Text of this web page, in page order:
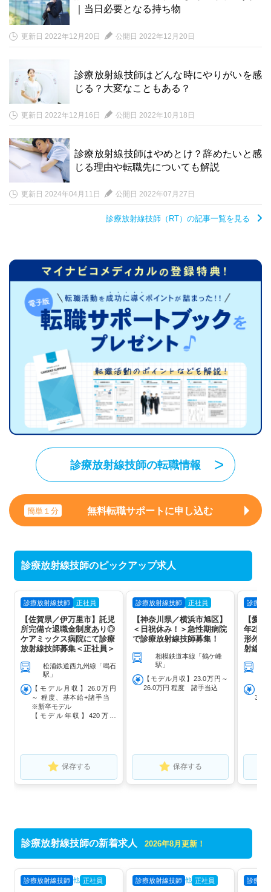
｜当日必要となる持ち物
更新日 2022年12月20日 公開日 2022年12月20日
診療放射線技師はどんな時にやりがいを感
じる？大変なこともある？
更新日 2022年12月16日 公開日 2022年10月18日
診療放射線技師はやめとけ？辞めたいと感
じる理由や転職先についても解説
更新日 2024年04月11日 公開日 2022年07月27日
診療放射線技師（RT）の記事一覧を見る
診療放射線技師の転職情報
簡単１分 無料転職サポートに申し込む
診療放射線技師のピックアップ求人
診療放射線技師 正社員
【佐賀県／伊万里市】託児
所完備☆退職金制度あり◎
ケアミックス病院にて診療
放射線技師募集＜正社員＞
松浦鉄道西九州線「鳴石
駅」
【モデル月収】26.0万円
～ 程度、基本給+諸手当
※新卒モデル
【モデル年収】420万円
保存する
診療放射線技師 正社員
【神奈川県／横浜市旭区】
＜日祝休み！＞急性期病院
で診療放射線技師募集！
相模鉄道本線「鶴ケ峰
駅」
【モデル月収】23.0万円～
26.0万円 程度 諸手当込
保存する
診療放
【愛
年2回♪
形外科
射線技
32.0
診療放射線技師の新着求人 2026年8月更新！
診療放射線技師 他 正社員 診療放射線技師 他 正社員 診療放